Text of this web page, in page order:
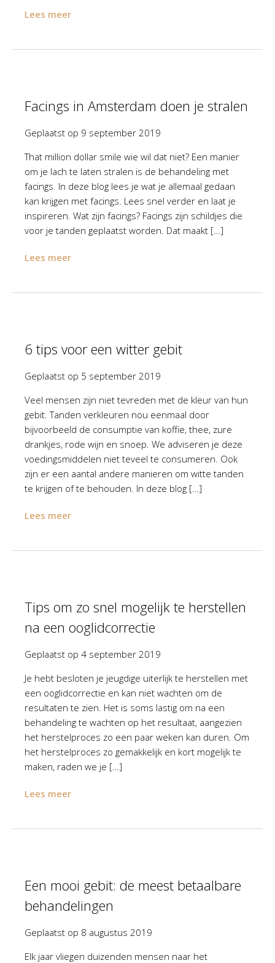
Lees meer
Facings in Amsterdam doen je stralen
Geplaatst op 9 september 2019
That million dollar smile wie wil dat niet? Een manier
om je lach te laten stralen is de behandeling met
facings. In deze blog lees je wat je allemaal gedaan
kan krijgen met facings. Lees snel verder en laat je
inspireren. Wat zijn facings? Facings zijn schildjes die
voor je tanden geplaatst worden. Dat maakt […]
Lees meer
6 tips voor een witter gebit
Geplaatst op 5 september 2019
Veel mensen zijn niet tevreden met de kleur van hun
gebit. Tanden verkleuren nou eenmaal door
bijvoorbeeld de consumptie van koffie, thee, zure
drankjes, rode wijn en snoep. We adviseren je deze
voedingsmiddelen niet teveel te consumeren. Ook
zijn er een aantal andere manieren om witte tanden
te krijgen of te behouden. In deze blog […]
Lees meer
Tips om zo snel mogelijk te herstellen
na een ooglidcorrectie
Geplaatst op 4 september 2019
Je hebt besloten je jeugdige uiterlijk te herstellen met
een ooglidcorrectie en kan niet wachten om de
resultaten te zien. Het is soms lastig om na een
behandeling te wachten op het resultaat, aangezien
het herstelproces zo een paar weken kan duren. Om
het herstelproces zo gemakkelijk en kort mogelijk te
maken, raden we je […]
Lees meer
Een mooi gebit: de meest betaalbare
behandelingen
Geplaatst op 8 augustus 2019
Elk jaar vliegen duizenden mensen naar het